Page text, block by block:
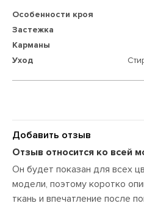
Особенности кроя
Застежка
Карманы
Уход
Добавить отзыв
Отзыв относится ко всей
Он будет показан для всех
модели, поэтому коротко
ткань и впечатление после